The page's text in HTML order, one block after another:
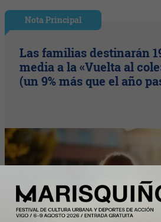
Nota Principal
Las familias destinarán
media a la «Vuelta al
(un 9% más que el año